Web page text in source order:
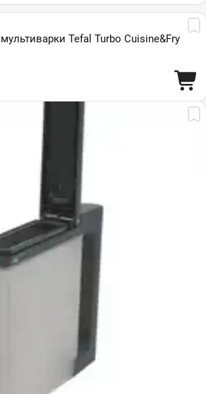
Tefal Turbo Cuisine&Fry